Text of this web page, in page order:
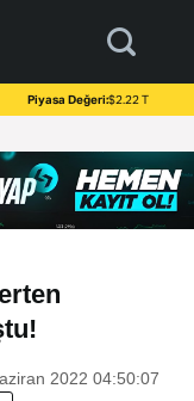
Piyasa Değeri:$2.22 T
2022 04:50:07